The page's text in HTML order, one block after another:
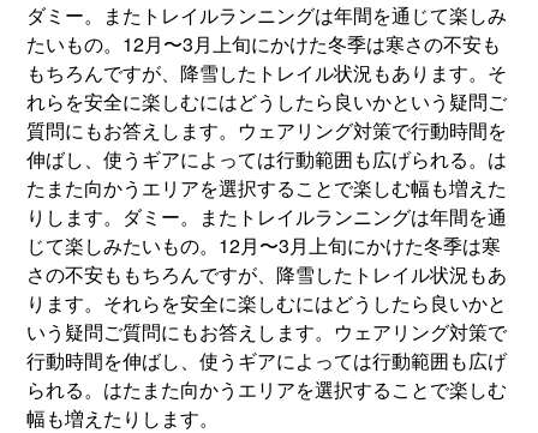
ダミー。またトレイルランニングは年間を通じて楽しみ
たいもの。12月〜3月上旬にかけた冬季は寒さの不安も
もちろんですが、降雪したトレイル状況もあります。そ
れらを安全に楽しむにはどうしたら良いかという疑問ご
質問にもお答えします。ウェアリング対策で行動時間を
伸ばし、使うギアによっては行動範囲も広げられる。は
たまた向かうエリアを選択することで楽しむ幅も増えた
りします。ダミー。またトレイルランニングは年間を通
じて楽しみたいもの。12月〜3月上旬にかけた冬季は寒
さの不安ももちろんですが、降雪したトレイル状況もあ
ります。それらを安全に楽しむにはどうしたら良いかと
いう疑問ご質問にもお答えします。ウェアリング対策で
行動時間を伸ばし、使うギアによっては行動範囲も広げ
られる。はたまた向かうエリアを選択することで楽しむ
幅も増えたりします。